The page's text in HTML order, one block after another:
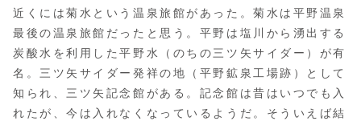
近くには菊水という温泉旅館があった。菊水は平野温泉
最後の温泉旅館だったと思う。平野は塩川から湧出する
炭酸水を利用した平野水（のちの三ツ矢サイダー）が有
名。三ツ矢サイダー発祥の地（平野鉱泉工場跡）として
知られ、三ツ矢記念館がある。記念館は昔はいつでも入
れたが、今は入れなくなっているようだ。そういえば結